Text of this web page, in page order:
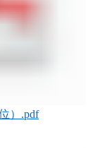
）.pdf